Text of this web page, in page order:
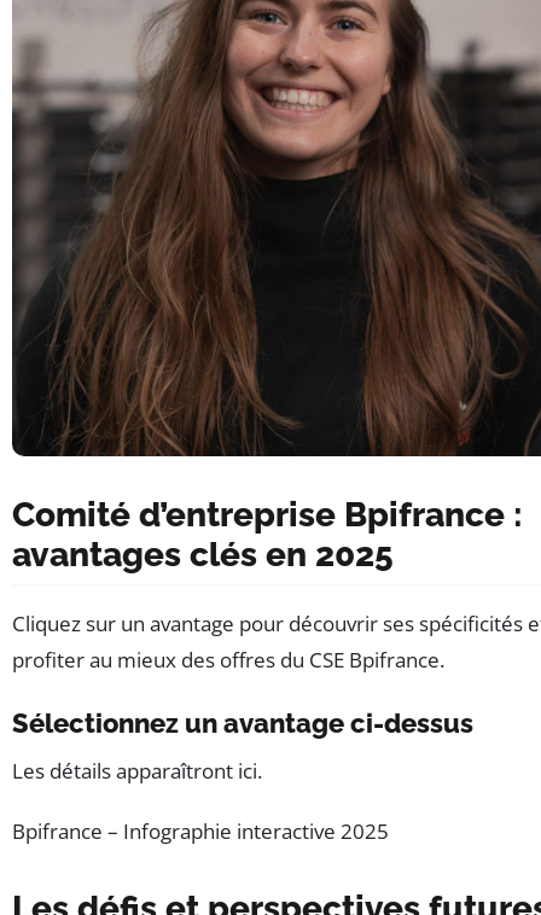
Comité d’entreprise Bpifrance :
avantages clés en 2025
Cliquez sur un avantage pour découvrir ses spécificités
profiter au mieux des offres du CSE Bpifrance.
Sélectionnez un avantage ci-dessus
Les détails apparaîtront ici.
Bpifrance – Infographie interactive 2025